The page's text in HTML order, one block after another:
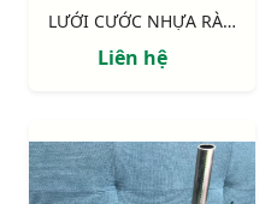
LƯỚI CƯỚC NHỰA RÀO CHẮN NUÔI CHIM
Liên hệ